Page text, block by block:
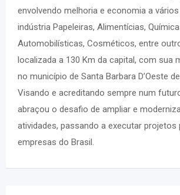
envolvendo melhoria e economia a
indústria Papeleiras, Alimentícias,
Automobilísticas, Cosméticos, entre
localizada a 130 Km da capital, com sua
no município de Santa Barbara D’Oeste
Visando e acreditando sempre num
abraçou o desafio de ampliar e
atividades, passando a executar projetos
empresas do Brasil.